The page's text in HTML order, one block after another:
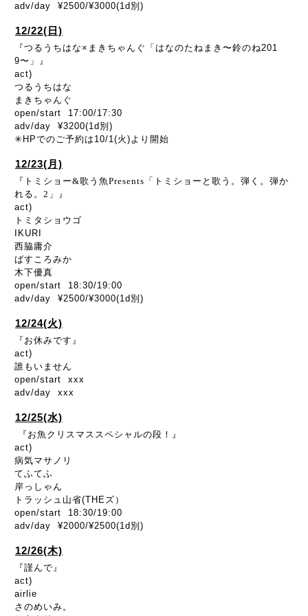
adv/day ¥2500/¥3000(1d別)
12/22(日)
『つるうちはな×まきちゃんぐ「はなのたねまき〜鈴のね201
9〜」』
act)
つるうちはな
まきちゃんぐ
open/start 17:00/17:30
adv/day ¥3200(1d別)
✳︎HPでのご予約は10/1(火)より開始
12/23(月)
『トミショー&歌う魚Presents「トミショーと歌う。弾く。弾か
れる。2」』
act)
トミタショウゴ
IKURI
西脇庸介
ばすころみか
木下優真
open/start 18:30/19:00
adv/day ¥2500/¥3000(1d別)
12/24(火)
『お休みです』
act)
誰もいません
open/start xxx
adv/day xxx
12/25(水)
『お魚クリスマススペシャルの段！』
act)
病気マサノリ
てふてふ
岸っしゃん
トラッシュ山省(THEズ）
open/start 18:30/19:00
adv/day ¥2000/¥2500(1d別)
12/26(木)
『謹んで』
act)
airlie
さのめいみ。